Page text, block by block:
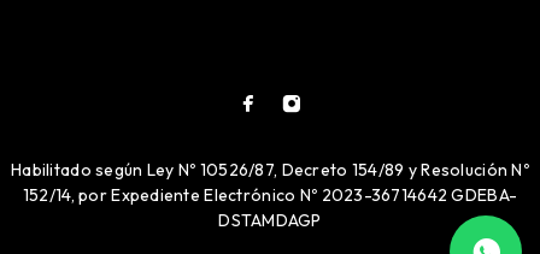
Habilitado según Ley Nº 10526/87, Decreto 154/89 y Resolución Nº
152/14, por Expediente Electrónico Nº 2023-36714642 GDEBA-
DSTAMDAGP